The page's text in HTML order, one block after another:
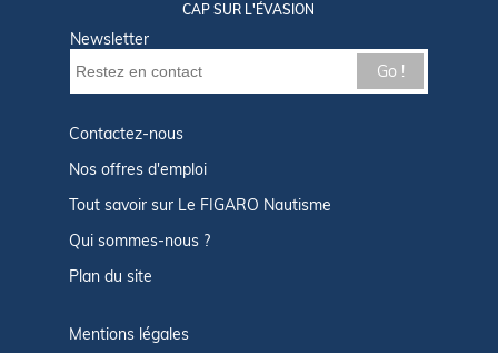
CAP SUR L'ÉVASION
Newsletter
Go !
Contactez-nous
Nos offres d'emploi
Tout savoir sur Le FIGARO Nautisme
Qui sommes-nous ?
Plan du site
Mentions légales